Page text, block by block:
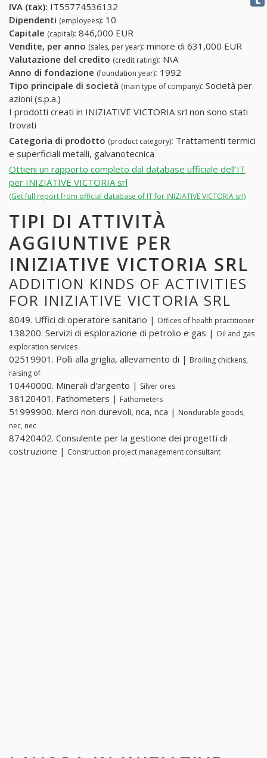
IVA (tax): IT55774536132
Dipendenti (employees): 10
Capitale (capital): 846,000 EUR
Vendite, per anno (sales, per year): minore di 631,000 EUR
Valutazione del credito (credit rating): N\A
Anno di fondazione (foundation year): 1992
Tipo principale di società (main type of company): Società per
azioni (s.p.a.)
I prodotti creati in INIZIATIVE VICTORIA srl non sono stati
trovati
Categoria di prodotto (product category): Trattamenti termici
e superficiali metalli, galvanotecnica
Ottieni un rapporto completo dal database ufficiale dell'IT
per INIZIATIVE VICTORIA srl
(Get full report from official database of IT for INIZIATIVE VICTORIA srl)
TIPI DI ATTIVITÀ
AGGIUNTIVE PER
INIZIATIVE VICTORIA SRL
ADDITION KINDS OF ACTIVITIES
FOR INIZIATIVE VICTORIA SRL
8049. Uffici di operatore sanitario | Offices of health practitioner
138200. Servizi di esplorazione di petrolio e gas | Oil and gas
exploration services
02519901. Polli alla griglia, allevamento di | Broiling chickens,
raising of
10440000. Minerali d'argento | Silver ores
38120401. Fathometers | Fathometers
51999900. Merci non durevoli, nca, nca | Nondurable goods,
nec, nec
87420402. Consulente per la gestione dei progetti di
costruzione | Construction project management consultant